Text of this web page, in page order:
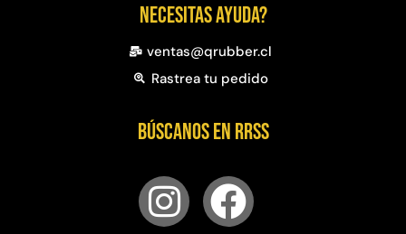
Necesitas ayuda?
ventas@qrubber.cl
Rastrea tu pedido
Búscanos en RRSS